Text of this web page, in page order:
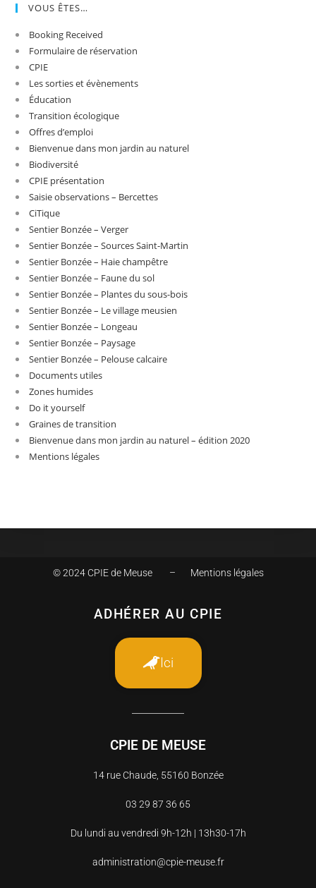
VOUS ÊTES…
Booking Received
Formulaire de réservation
CPIE
Les sorties et évènements
Éducation
Transition écologique
Offres d’emploi
Bienvenue dans mon jardin au naturel
Biodiversité
CPIE présentation
Saisie observations – Bercettes
CiTique
Sentier Bonzée – Verger
Sentier Bonzée – Sources Saint-Martin
Sentier Bonzée – Haie champêtre
Sentier Bonzée – Faune du sol
Sentier Bonzée – Plantes du sous-bois
Sentier Bonzée – Le village meusien
Sentier Bonzée – Longeau
Sentier Bonzée – Paysage
Sentier Bonzée – Pelouse calcaire
Documents utiles
Zones humides
Do it yourself
Graines de transition
Bienvenue dans mon jardin au naturel – édition 2020
Mentions légales
© 2024 CPIE de Meuse – Mentions légales
ADHÉRER AU CPIE
Ici
CPIE DE MEUSE
14 rue Chaude, 55160 Bonzée
03 29 87 36 65
Du lundi au vendredi 9h-12h | 13h30-17h
administration@cpie-meuse.fr